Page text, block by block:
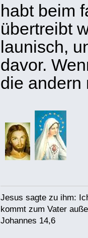
habt beim
übertreibt
launisch,
davor.
die andern
Jesus sagte zu ihm:
kommt zum Vater
Johannes 14,6